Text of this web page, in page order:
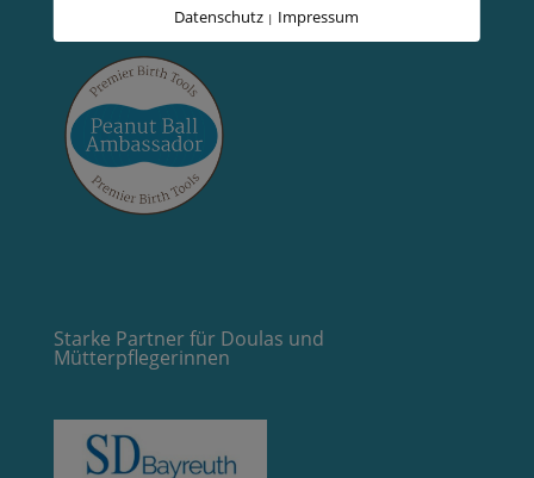
Starke Partner für Doulas und
Mütterpflegerinnen
Datenschutz | Impressum